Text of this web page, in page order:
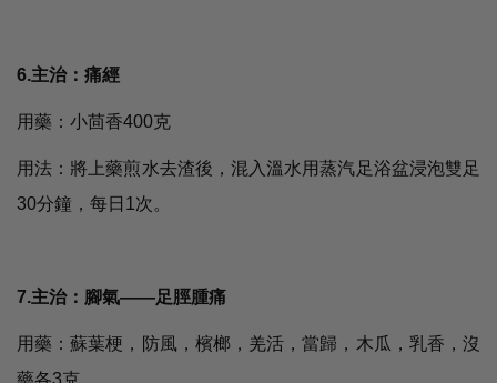
6.主治：痛經
用藥：小茴香400克
用法：將上藥煎水去渣後，混入溫水用蒸汽足浴盆浸泡雙足
30分鐘，每日1次。
7.主治：腳氣――足脛腫痛
用藥：蘇葉梗，防風，檳榔，羌活，當歸，木瓜，乳香，沒
藥各3克